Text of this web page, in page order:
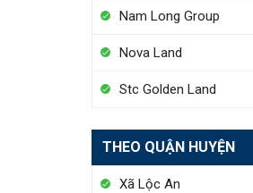
Nam Long Group
Nova Land
Stc Golden Land
THEO QUẬN HUYỆN
Xã Lộc An